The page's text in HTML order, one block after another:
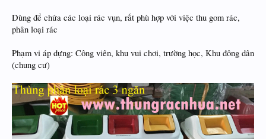
Dùng để chứa các loại rác vụn, rất phù hợp với việc thu gom rác,
phân loại rác
Phạm vi áp dựng: Công viên, khu vui chơi, trường học, Khu đông dân
(chung cư)